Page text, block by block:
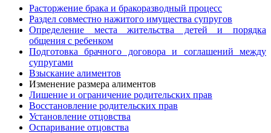
Расторжение брака и бракоразводный процесс
Раздел совместно нажитого имущества супругов
Определение места жительства детей и порядка
общения с ребенком
Подготовка брачного договора и соглашений между
супругами
Взыскание алиментов
Изменение размера алиментов
Лишение и ограничение родительских прав
Восстановление родительских прав
Установление отцовства
Оспаривание отцовства